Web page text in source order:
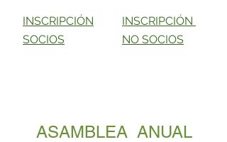
INSCRIPCIÓN
SOCIOS
INSCRIPCIÓN
NO SOCIOS
ASAMBLEA ANUAL